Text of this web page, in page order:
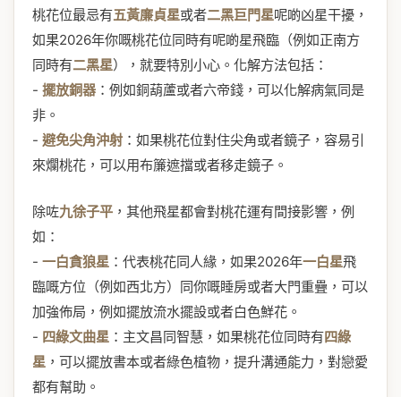
桃花位最忌有五黃廉貞星或者二黑巨門星呢啲凶星干擾，
如果2026年你嘅桃花位同時有呢啲星飛臨（例如正南方
同時有二黑星），就要特別小心。化解方法包括：
- 擺放銅器 ：例如銅葫蘆或者六帝錢，可以化解病氣同是
非。
- 避免尖角沖射 ：如果桃花位對住尖角或者鏡子，容易引
來爛桃花，可以用布簾遮擋或者移走鏡子。
除咗九徐子平 ，其他飛星都會對桃花運有間接影響，例
如：
- 一白貪狼星 ：代表桃花同人緣，如果2026年一白星飛
臨嘅方位（例如西北方）同你嘅睡房或者大門重疊，可以
加強佈局，例如擺放流水擺設或者白色鮮花。
- 四綠文曲星 ：主文昌同智慧，如果桃花位同時有四綠
星 ，可以擺放書本或者綠色植物，提升溝通能力，對戀愛
都有幫助。